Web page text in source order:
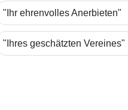
"Ihr ehrenvolles Anerbieten"
"Ihres geschätzten Vereines"